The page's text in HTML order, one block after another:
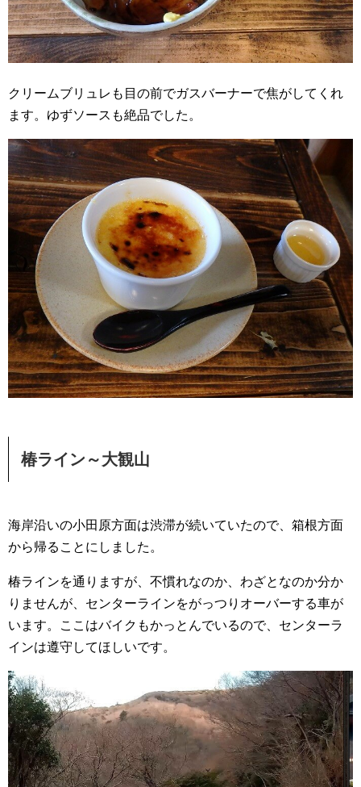
クリームブリュレも目の前でガスバーナーで焦がしてくれ
ます。ゆずソースも絶品でした。
椿ライン～大観山
海岸沿いの小田原方面は渋滞が続いていたので、箱根方面
から帰ることにしました。
椿ラインを通りますが、不慣れなのか、わざとなのか分か
りませんが、センターラインをがっつりオーバーする車が
います。ここはバイクもかっとんでいるので、センターラ
インは遵守してほしいです。